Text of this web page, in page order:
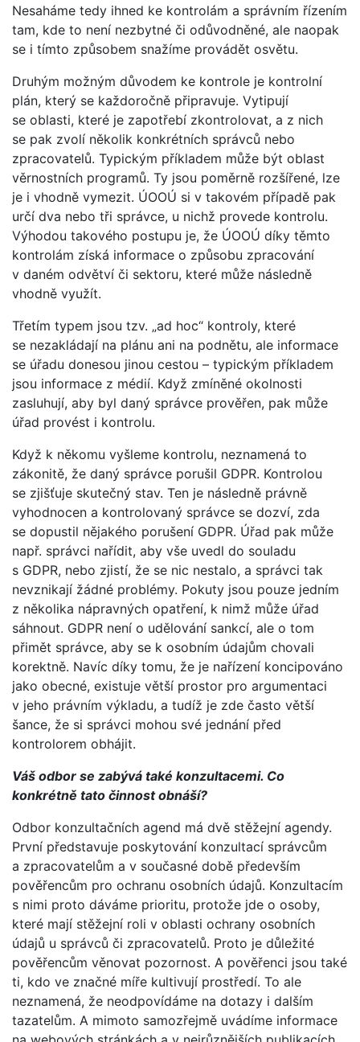
Nesaháme tedy ihned ke kontrolám a správním řízením
tam, kde to není nezbytné či odůvodněné, ale naopak
se i tímto způsobem snažíme provádět osvětu.
Druhým možným důvodem ke kontrole je kontrolní
plán, který se každoročně připravuje. Vytipují
se oblasti, které je zapotřebí zkontrolovat, a z nich
se pak zvolí několik konkrétních správců nebo
zpracovatelů. Typickým příkladem může být oblast
věrnostních programů. Ty jsou poměrně rozšířené, lze
je i vhodně vymezit. ÚOOÚ si v takovém případě pak
určí dva nebo tři správce, u nichž provede kontrolu.
Výhodou takového postupu je, že ÚOOÚ díky těmto
kontrolám získá informace o způsobu zpracování
v daném odvětví či sektoru, které může následně
vhodně využít.
Třetím typem jsou tzv. „ad hoc“ kontroly, které
se nezakládají na plánu ani na podnětu, ale informace
se úřadu donesou jinou cestou – typickým příkladem
jsou informace z médií. Když zmíněné okolnosti
zasluhují, aby byl daný správce prověřen, pak může
úřad provést i kontrolu.
Když k někomu vyšleme kontrolu, neznamená to
zákonitě, že daný správce porušil GDPR. Kontrolou
se zjišťuje skutečný stav. Ten je následně právně
vyhodnocen a kontrolovaný správce se dozví, zda
se dopustil nějakého porušení GDPR. Úřad pak může
např. správci nařídit, aby vše uvedl do souladu
s GDPR, nebo zjistí, že se nic nestalo, a správci tak
nevznikají žádné problémy. Pokuty jsou pouze jedním
z několika nápravných opatření, k nimž může úřad
sáhnout. GDPR není o udělování sankcí, ale o tom
přimět správce, aby se k osobním údajům chovali
korektně. Navíc díky tomu, že je nařízení koncipováno
jako obecné, existuje větší prostor pro argumentaci
v jeho právním výkladu, a tudíž je zde často větší
šance, že si správci mohou své jednání před
kontrolorem obhájit.
Váš odbor se zabývá také konzultacemi. Co
konkrétně tato činnost obnáší?
Odbor konzultačních agend má dvě stěžejní agendy.
První představuje poskytování konzultací správcům
a zpracovatelům a v současné době především
pověřencům pro ochranu osobních údajů. Konzultacím
s nimi proto dáváme prioritu, protože jde o osoby,
které mají stěžejní roli v oblasti ochrany osobních
údajů u správců či zpracovatelů. Proto je důležité
pověřencům věnovat pozornost. A pověřenci jsou také
ti, kdo ve značné míře kultivují prostředí. To ale
neznamená, že neodpovídáme na dotazy i dalším
tazatelům. A mimoto samozřejmě uvádíme informace